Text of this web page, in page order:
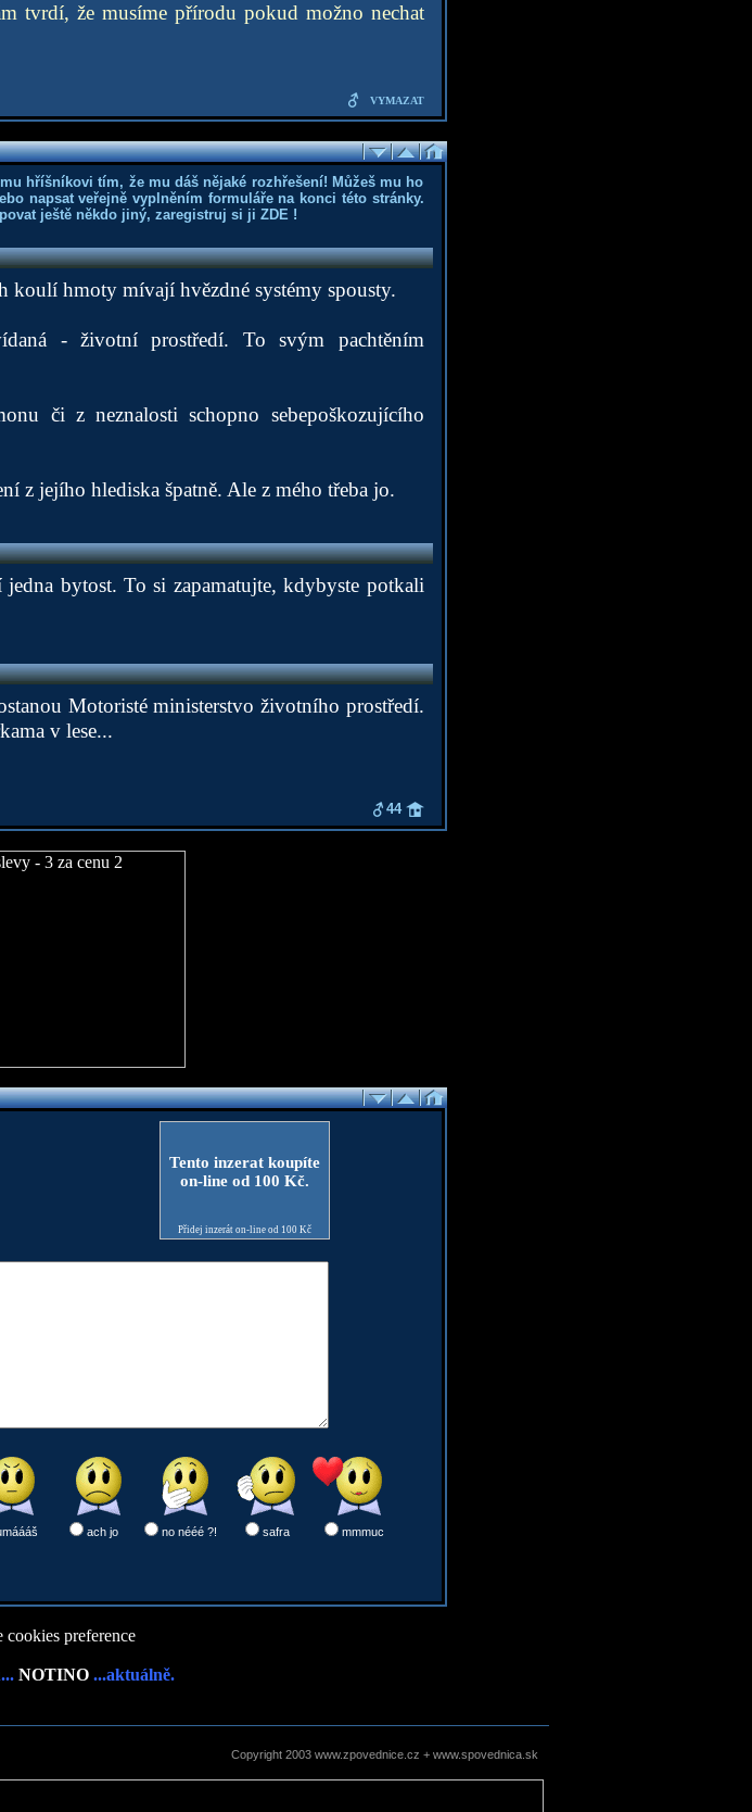
tvrdí, že musíme přírodu pokud možno nechat
VYMAZAT
hříšníkovi tím, že mu dáš nějaké rozhřešení! Můžeš mu ho
napsat veřejně vyplněním formuláře na konci této stránky.
ještě někdo jiný, zaregistruj si ji ZDE!
koulí hmoty mívají hvězdné systémy spousty.
- životní prostředí. To svým pachtěním
či z neznalosti schopno sebepoškozujícího
z jejího hlediska špatně. Ale z mého třeba jo.
bytost. To si zapamatujte, kdybyste potkali
Motoristé ministerstvo životního prostředí.
v lese...
44
Tento inzerat koupíte
on-line od 100 Kč.
Přidej inzerát on-line od 100 Kč
ach jo no nééé ?! safra
mmmuc
cookies preference
NOTINO ...aktuálně.
Copyright 2003 www.zpovednice.cz + www.spovednica.sk